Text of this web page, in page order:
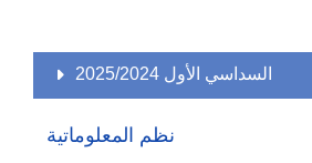
السداسي الأول 2025/2024
نظم المعلوماتية